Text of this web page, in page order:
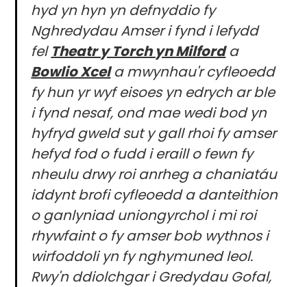
hyd yn hyn yn defnyddio fy
Nghredydau Amser i fynd i lefydd
fel Theatr y Torch yn Milforda
Bowlio Xcela mwynhau'r cyfleoedd
fy hun yr wyf eisoes yn edrych ar ble
i fynd nesaf, ond mae wedi bod yn
hyfryd gweld sut y gall rhoi fy amser
hefyd fod o fudd i eraill o fewn fy
nheulu drwy roi anrheg a chaniatáu
iddynt brofi cyfleoedd a danteithion
o ganlyniad uniongyrchol i mi roi
rhywfaint o fy amser bob wythnos i
wirfoddoli yn fy nghymuned leol.
Rwy'n ddiolchgar i Gredydau Gofal,